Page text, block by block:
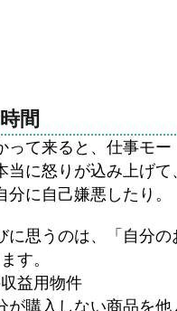
間
て来ると、仕事モ
に怒りが込み上げ
に自己嫌悪したり。
思うのは、「自分
す。
益用物件
購入しない商品を